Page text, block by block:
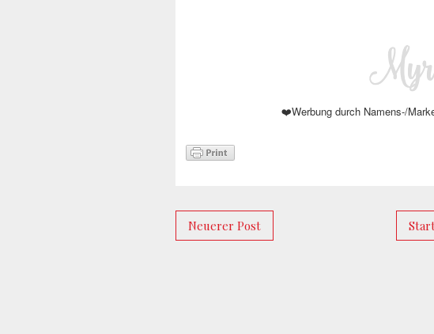
❤️Werbung durch Namens-/
Neuerer Post